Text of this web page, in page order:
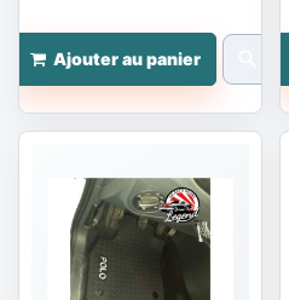
Ajouter au panier